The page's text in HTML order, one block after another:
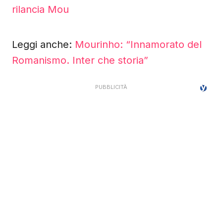
rilancia Mou
Leggi anche: Mourinho: “Innamorato del
Romanismo. Inter che storia”